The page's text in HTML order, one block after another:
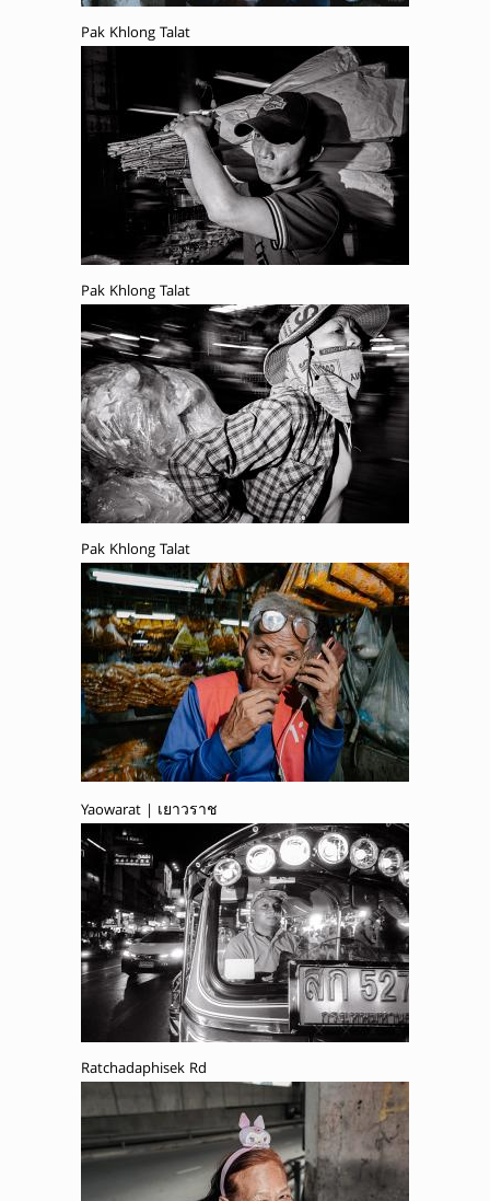
Pak Khlong Talat
Pak Khlong Talat
Pak Khlong Talat
Yaowarat | เยาวราช
Ratchadaphisek Rd